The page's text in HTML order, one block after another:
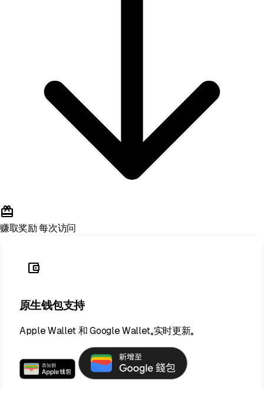
redeem
赚取奖励 每次访问
account_balance_wallet
原生钱包支持
Apple Wallet 和 Google Wallet。实时更新。